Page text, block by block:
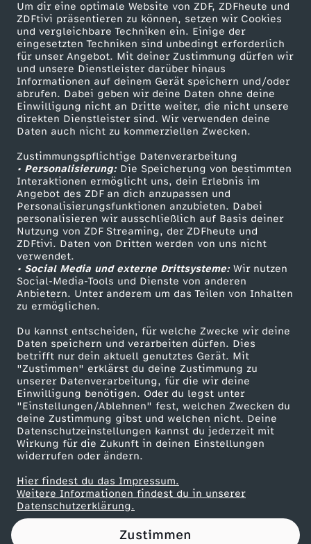
Um dir eine optimale Website von ZDF, ZDFheute und
ZDFtivi präsentieren zu können, setzen wir Cookies
und vergleichbare Techniken ein. Einige der
eingesetzten Techniken sind unbedingt erforderlich
für unser Angebot. Mit deiner Zustimmung dürfen wir
und unsere Dienstleister darüber hinaus
Informationen auf deinem Gerät speichern und/oder
abrufen. Dabei geben wir deine Daten ohne deine
Einwilligung nicht an Dritte weiter, die nicht unsere
direkten Dienstleister sind. Wir verwenden deine
Daten auch nicht zu kommerziellen Zwecken.
Zustimmungspflichtige Datenverarbeitung
• Personalisierung:Die Speicherung von bestimmten
Interaktionen ermöglicht uns, dein Erlebnis im
Angebot des ZDF an dich anzupassen und
Personalisierungsfunktionen anzubieten. Dabei
personalisieren wir ausschließlich auf Basis deiner
Nutzung von ZDF Streaming, der ZDFheute und
ZDFtivi. Daten von Dritten werden von uns nicht
verwendet.
• Social Media und externe Drittsysteme:Wir nutzen
Social-Media-Tools und Dienste von anderen
Anbietern. Unter anderem um das Teilen von Inhalten
zu ermöglichen.
Du kannst entscheiden, für welche Zwecke wir deine
Daten speichern und verarbeiten dürfen. Dies
betrifft nur dein aktuell genutztes Gerät. Mit
"Zustimmen" erklärst du deine Zustimmung zu
unserer Datenverarbeitung, für die wir deine
Einwilligung benötigen. Oder du legst unter
"Einstellungen/Ablehnen" fest, welchen Zwecken du
deine Zustimmung gibst und welchen nicht. Deine
Datenschutzeinstellungen kannst du jederzeit mit
Wirkung für die Zukunft in deinen Einstellungen
widerrufen oder ändern.
Hier findest du das Impressum.
Weitere Informationen findest du in unserer
Datenschutzerklärung.
Zustimmen
n
g
-
M
i
t
m
a
n
i
p
u
l
i
e
r
Mehr ZDF
ZDF-Apps
Smart TV
ZDFtext
Livestreams
Sendungen A-Z
TV-Programm
Service
ZDFmitreden
Kontakt zum ZDF
Tickets
Zuschauerservice
Hilfe
ZDF Unternehmen
Karriere
ZDF goes Schule
Werbefernsehen
Mainzelmännchen
Partner